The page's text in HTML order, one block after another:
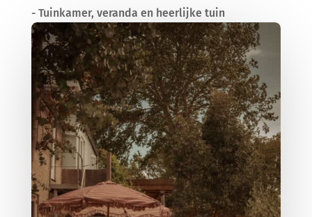
- Tuinkamer, veranda en heerlijke tuin